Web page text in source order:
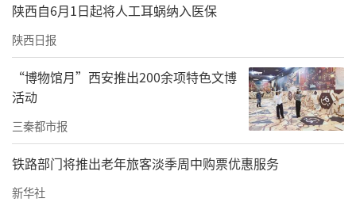
陕西自6月1日起将人工耳蜗纳入医保
陕西日报
“博物馆月”西安推出200余项特色文博
活动
三秦都市报
铁路部门将推出老年旅客淡季周中购票优惠服务
新华社